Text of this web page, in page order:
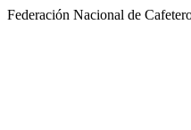
Federación Nacional de